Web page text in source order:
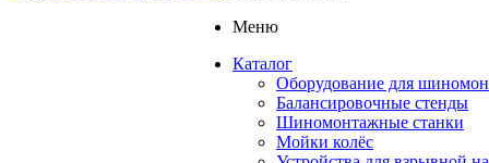
Меню
Каталог
Оборудование для
Балансировочные стенды
Шиномонтажные станки
Мойки колёс